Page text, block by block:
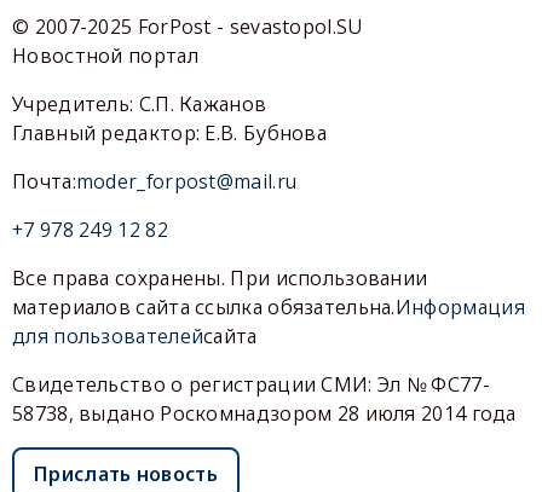
© 2007-2025 ForPost - sevastopol.SU
Новостной портал
Учредитель: С.П. Кажанов
Главный редактор: Е.В. Бубнова
Почта:moder_forpost@mail.ru
+7 978 249 12 82
Все права сохранены. При использовании
материалов сайта ссылка обязательна.Информация
для пользователейсайта
Свидетельство о регистрации СМИ: Эл № ФС77-
58738, выдано Роскомнадзором 28 июля 2014 года
Прислать новость